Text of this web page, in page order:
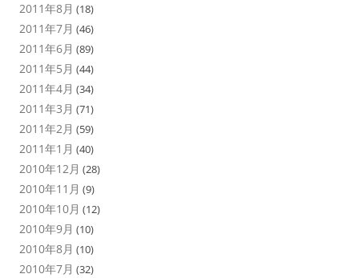
2011年8月 (18)
2011年7月 (46)
2011年6月 (89)
2011年5月 (44)
2011年4月 (34)
2011年3月 (71)
2011年2月 (59)
2011年1月 (40)
2010年12月 (28)
2010年11月 (9)
2010年10月 (12)
2010年9月 (10)
2010年8月 (10)
2010年7月 (32)